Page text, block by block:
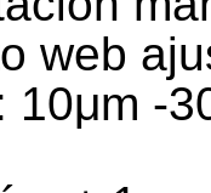
web
10μm -